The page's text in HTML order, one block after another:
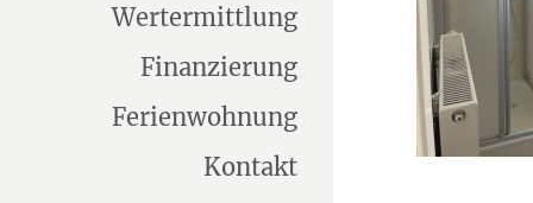
Wertermittlung
Finanzierung
Ferienwohnung
Kontakt